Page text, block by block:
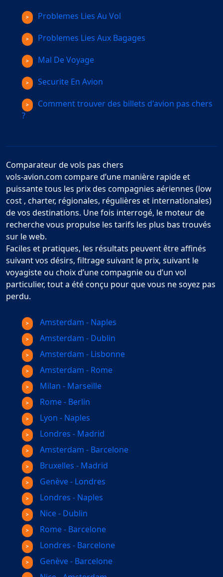
Problemes Lies Au Vol
Problemes Lies Aux Bagages
Mal De Voyage
Securite En Avion
Comment trouver des billets d'avion pas chers
?
Comparateur de vols pas chers
vols-avion.com compare d’une manière rapide et
puissante tous les prix des compagnies aériennes (low
cost , charter, régionales, régulières et internationales)
de vos destinations. Une fois interrogé, le moteur de
recherche vous propulse les tarifs les plus bas trouvés
sur le web.
Faciles et pratiques, les résultats peuvent être affinés
suivant vos désirs, filtrage suivant le prix, suivant le
voyagiste ou choix d’une compagnie ou d’un vol
particulier, tout a été conçu pour que vous ne soyez pas
perdu.
Amsterdam - Naples
Amsterdam - Dublin
Amsterdam - Lisbonne
Amsterdam - Rome
Milan - Marseille
Rome - Berlin
Lyon - Naples
Londres - Madrid
Amsterdam - Barcelone
Bruxelles - Madrid
Genève - Londres
Londres - Naples
Nice - Dublin
Rome - Barcelone
Londres - Barcelone
Genève - Barcelone